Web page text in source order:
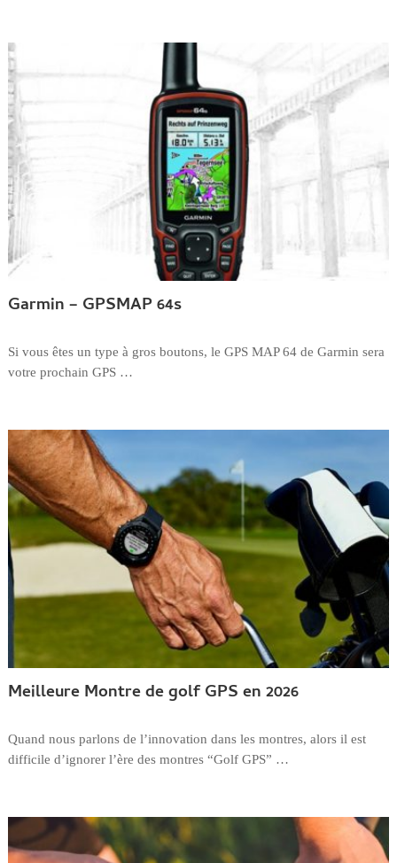
Garmin – GPSMAP 64s
Si vous êtes un type à gros boutons, le GPS MAP 64 de Garmin sera
votre prochain GPS …
Meilleure Montre de golf GPS en 2026
Quand nous parlons de l’innovation dans les montres, alors il est
difficile d’ignorer l’ère des montres “Golf GPS” …